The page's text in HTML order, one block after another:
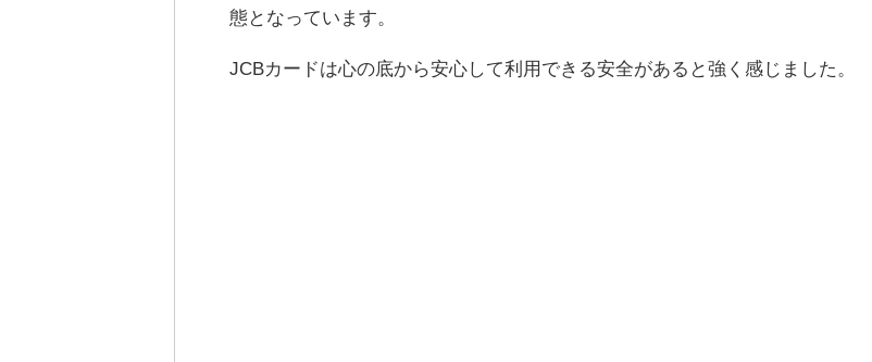
態となっています。
JCBカードは心の底から安心して利用できる安全があると強く感じました。